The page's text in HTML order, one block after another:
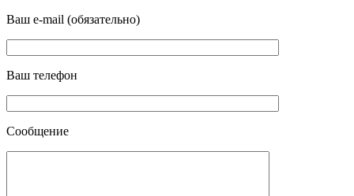
Ваш e-mail (обязательно)
Ваш телефон
Сообщение